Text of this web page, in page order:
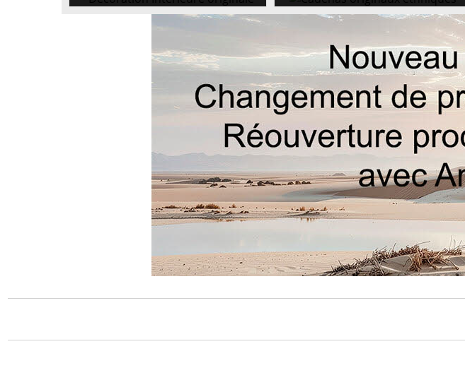
Embellissez vos portes avec nos poignées
intérieures originales ethniques. Style
Cadenas originaux ethniques : Vous
cherchez un cadenas original en forme de
tortue , de chat , de cheval ou d elephant
pour votre coffre ? Peterandclo vous
propose une large collection de cadenas
originaux et magnifiques, à collectionner ,
venus des 4 coins du monde . Tous nos
cadenas sont de fabrication artisanale .
Certains de nos cadenas sont à ouverture
secrete ( chuttt , nous vous devoilerons le
secret de leur ouverture ) . Si vous desirez
faire de ce cadenas , un cadeau , c est gagné
!!! Car nous en sommes sur , ils
surprendront de part leur originalité , leur
qualité de fabrication et sur surtout leur
esthetisme .